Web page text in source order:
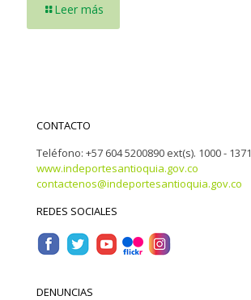
Leer más
CONTACTO
Teléfono: +57 604 5200890 ext(s). 1000 - 1371
www.indeportesantioquia.gov.co
contactenos@indeportesantioquia.gov.co
REDES SOCIALES
DENUNCIAS